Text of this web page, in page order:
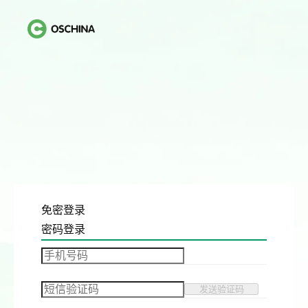
免密登录
密码登录
发送验证码